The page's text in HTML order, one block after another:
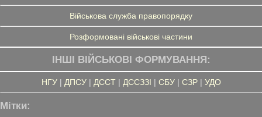
Військова служба правопорядку
Розформовані військові частини
ІНШІ ВІЙСЬКОВІ ФОРМУВАННЯ:
НГУ| ДПСУ| ДССТ| ДССЗЗІ | СБУ| СЗР| УДО
Мітки: